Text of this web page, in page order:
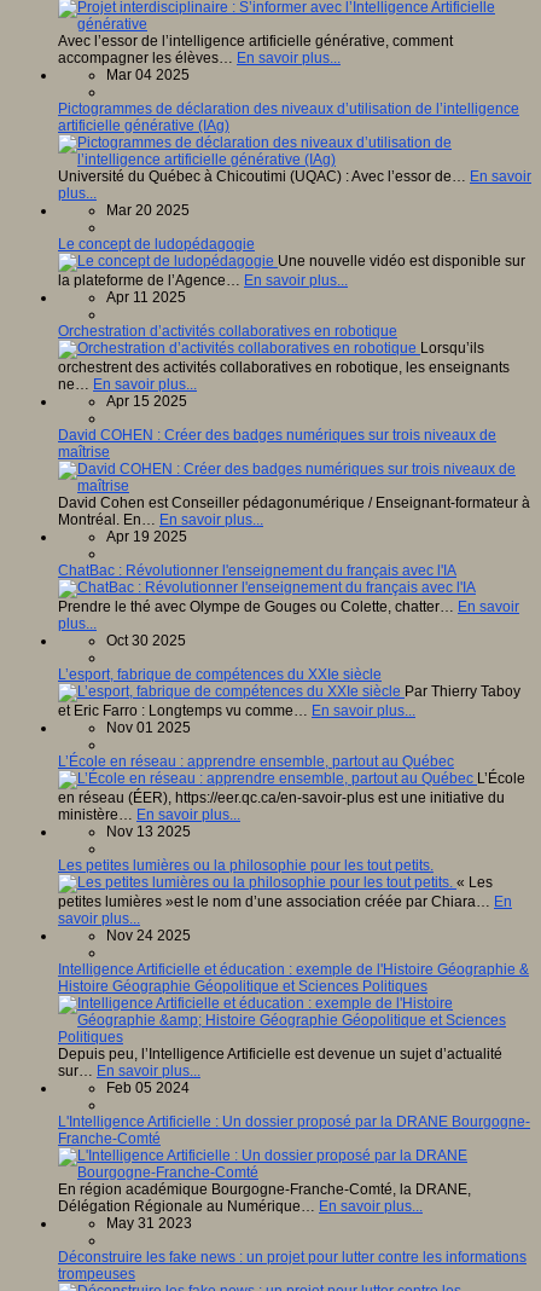
Avec l’essor de l’intelligence artificielle générative, comment
accompagner les élèves… En savoir plus...
Mar 04 2025
Pictogrammes de déclaration des niveaux d’utilisation de l’intelligence
artificielle générative (IAg)
Université du Québec à Chicoutimi (UQAC) : Avec l’essor de… En savoir
plus...
Mar 20 2025
Le concept de ludopédagogie
Une nouvelle vidéo est disponible sur
la plateforme de l’Agence… En savoir plus...
Apr 11 2025
Orchestration d’activités collaboratives en robotique
Lorsqu’ils
orchestrent des activités collaboratives en robotique, les enseignants
ne… En savoir plus...
Apr 15 2025
David COHEN : Créer des badges numériques sur trois niveaux de
maîtrise
David Cohen est Conseiller pédagonumérique / Enseignant-formateur à
Montréal. En… En savoir plus...
Apr 19 2025
ChatBac : Révolutionner l'enseignement du français avec l'IA
Prendre le thé avec Olympe de Gouges ou Colette, chatter… En savoir
plus...
Oct 30 2025
L’esport, fabrique de compétences du XXIe siècle
Par Thierry Taboy
et Eric Farro : Longtemps vu comme… En savoir plus...
Nov 01 2025
L’École en réseau : apprendre ensemble, partout au Québec
L’École
en réseau (ÉER), https://eer.qc.ca/en-savoir-plus est une initiative du
ministère… En savoir plus...
Nov 13 2025
Les petites lumières ou la philosophie pour les tout petits.
« Les
petites lumières »est le nom d’une association créée par Chiara… En
savoir plus...
Nov 24 2025
Intelligence Artificielle et éducation : exemple de l'Histoire Géographie &
Histoire Géographie Géopolitique et Sciences Politiques
Depuis peu, l’Intelligence Artificielle est devenue un sujet d’actualité
sur… En savoir plus...
Feb 05 2024
L'Intelligence Artificielle : Un dossier proposé par la DRANE Bourgogne-
Franche-Comté
En région académique Bourgogne-Franche-Comté, la DRANE,
Délégation Régionale au Numérique… En savoir plus...
May 31 2023
Déconstruire les fake news : un projet pour lutter contre les informations
trompeuses